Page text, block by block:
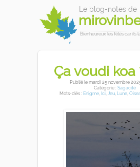
Le blog-notes de
Bienheureux les fêlés car ils
Ça voudi koa
Publiéle mardi 25 novembre
Catégorie : Sagacité
Mots-clés : Enigme, Ici, Jeu, Lune,